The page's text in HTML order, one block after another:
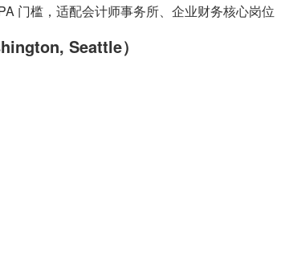
门槛，适配会计师事务所、企业财务核心岗位
Seattle）